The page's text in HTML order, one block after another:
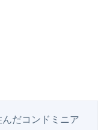
だコンドミニア